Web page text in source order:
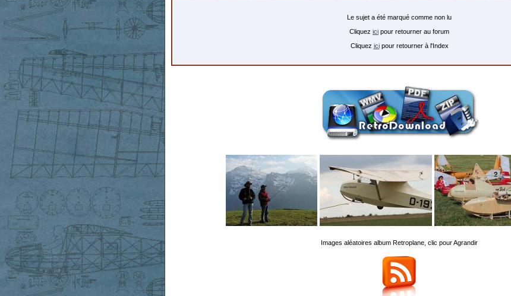
Le sujet a été marqué comme non lu
Cliquez ici pour retourner au forum
Cliquez icipour retourner à l'Index
Images aléatoires album Retroplane, clic pour Agrandir